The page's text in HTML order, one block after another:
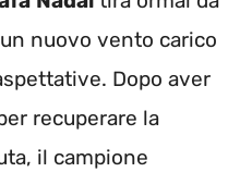
nuovo vento carico
Dopo aver
recuperare la
il campione